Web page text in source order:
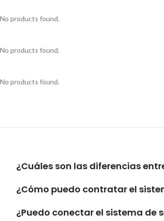
No products found.
No products found.
No products found.
¿Cuáles son las diferencias
¿Cómo puedo contratar el
¿Puedo conectar el sistema de